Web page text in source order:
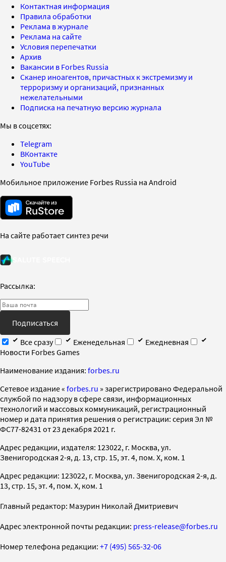
Контактная информация
Правила обработки
Реклама в журнале
Реклама на сайте
Условия перепечатки
Архив
Вакансии в Forbes Russia
Сканер иноагентов, причастных к экстремизму и
терроризму и организаций, признанных
нежелательными
Подписка на печатную версию журнала
Мы в соцсетях:
Telegram
ВКонтакте
YouTube
Мобильное приложение Forbes Russia на Android
На сайте работает синтез речи
Рассылка:
Подписаться
Все сразу
Еженедельная
Ежедневная
Новости Forbes Games
Наименование издания: forbes.ru
Cетевое издание « forbes.ru » зарегистрировано Федеральной
службой по надзору в сфере связи, информационных
технологий и массовых коммуникаций, регистрационный
номер и дата принятия решения о регистрации: серия Эл №
ФС77-82431 от 23 декабря 2021 г.
Адрес редакции, издателя: 123022, г. Москва, ул.
Звенигородская 2-я, д. 13, стр. 15, эт. 4, пом. X, ком. 1
Адрес редакции: 123022, г. Москва, ул. Звенигородская 2-я, д.
13, стр. 15, эт. 4, пом. X, ком. 1
Главный редактор: Мазурин Николай Дмитриевич
Адрес электронной почты редакции: press-release@forbes.ru
Номер телефона редакции: +7 (495) 565-32-06